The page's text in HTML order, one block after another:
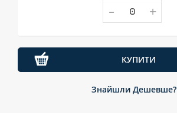
- +
КУПИТИ
Знайшли Дешевше?